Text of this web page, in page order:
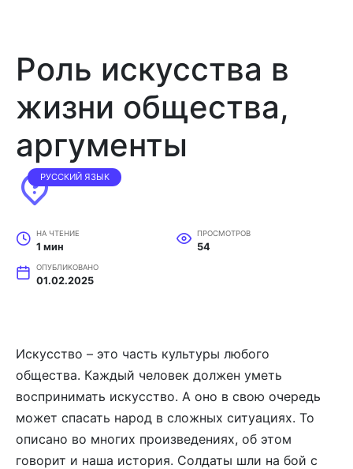
Роль искусства в
жизни общества,
аргументы
РУССКИЙ ЯЗЫК
НА ЧТЕНИЕ
1 мин
ПРОСМОТРОВ
54
ОПУБЛИКОВАНО
01.02.2025
Искусство – это часть культуры любого
общества. Каждый человек должен уметь
воспринимать искусство. А оно в свою очередь
может спасать народ в сложных ситуациях. То
описано во многих произведениях, об этом
говорит и наша история. Солдаты шли на бой с